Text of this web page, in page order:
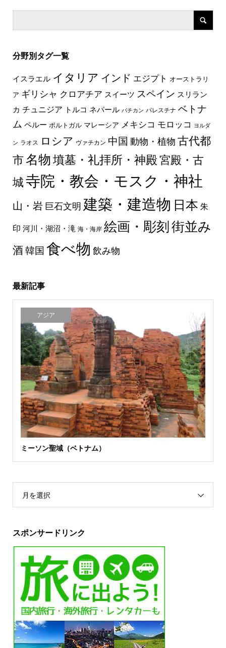
分野別タグ一覧
イスラエル イタリア インド エジプト オーストラリ
ア ギリシャ クロアチア スイーツ スペイン スリラン
カ チュニジア トルコ ネパール バチカン パレスチナ ベトナ
ム ペルー ポルトガル マレーシア メキシコ モロッコ ヨルダ
ン ラオス ロシア ヴァチカン 中国 動物・植物 古代都
市 名物 墳墓・礼拝所・神殿宮殿・古
城 寺院・教会・モスク・神社
山・岩 巨石文明 建築・建造物 日本 朱
印 河川・湖沼・滝 海・海岸 絵画・彫刻 街並み
酒韓国 食べ物 飲み物
最新記事
アジア
ミーソン聖域（ベトナム）
月を選択
スポンサードリンク